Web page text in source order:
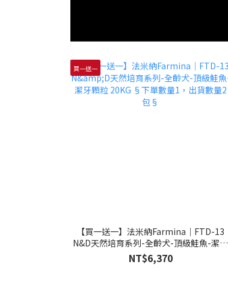
買一送一
【買一送一】法米納Farmina｜FTD-13
N&D天然培育系列-全齡犬-頂級鮭魚-潔牙
顆粒 20KG §下單數量1，出貨數量2包§
NT$6,370